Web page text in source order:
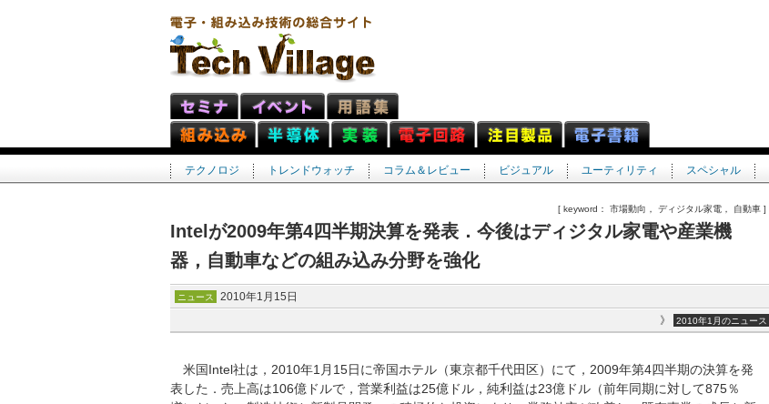
テクノロジ トレンドウォッチ コラム＆レビュー ビジュアル ユーティリティ スペシャル
[ keyword： 市場動向， ディジタル家電， 自動車 ]
Intelが2009年第4四半期決算を発表．今後はディジタル家電や産業機
器，自動車などの組み込み分野を強化
ニュース 2010年1月15日
》 2010年1月のニュース
米国Intel社は，2010年1月15日に帝国ホテル（東京都千代田区）にて，2009年第4四半期の決算を発
表した．売上高は106億ドルで，営業利益は25億ドル，純利益は23億ドル（前年同期に対して875％